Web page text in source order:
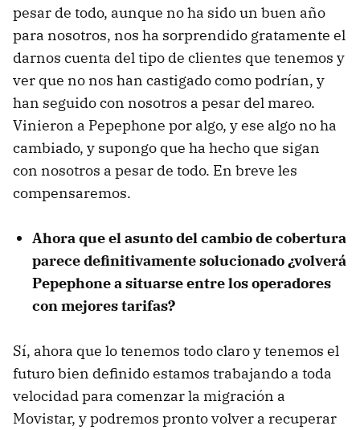
pesar de todo, aunque no ha sido un buen año
para nosotros, nos ha sorprendido gratamente el
darnos cuenta del tipo de clientes que tenemos y
ver que no nos han castigado como podrían, y
han seguido con nosotros a pesar del mareo.
Vinieron a Pepephone por algo, y ese algo no ha
cambiado, y supongo que ha hecho que sigan
con nosotros a pesar de todo. En breve les
compensaremos.
Ahora que el asunto del cambio de cobertura
parece definitivamente solucionado ¿volverá
Pepephone a situarse entre los operadores
con mejores tarifas?
Sí, ahora que lo tenemos todo claro y tenemos el
futuro bien definido estamos trabajando a toda
velocidad para comenzar la migración a
Movistar, y podremos pronto volver a recuperar